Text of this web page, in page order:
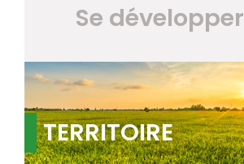
Se développer
TERRITOIRE